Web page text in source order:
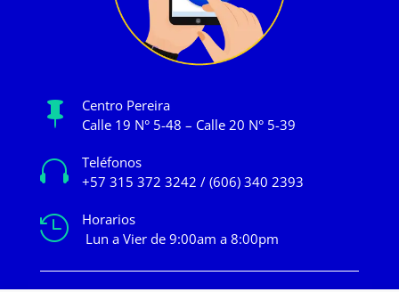

Centro Pereira
Calle 19 N° 5-48 – Calle 20 N° 5-39

Teléfonos
+57 315 372 3242 / (606) 340 2393

Horarios
Lun a Vier de 9:00am a 8:00pm